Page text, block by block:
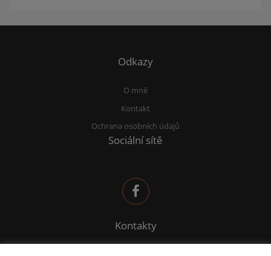
Odkazy
O mně
Kontakt
Ochrana osobních údajů
Sociální sítě
Kontakty